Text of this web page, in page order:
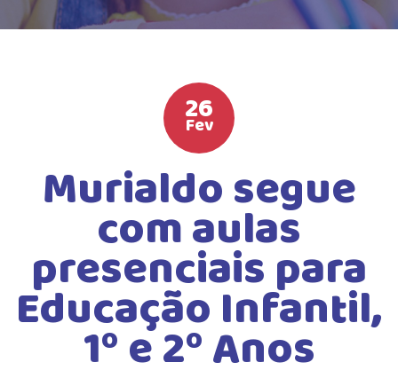
HIGH SCHOOL
LISTA DE MATERIAIS
CALENDÁRIO ESCOLAR 2026
GUIA DA FAMÍLIA
BOLETOS BANCÁRIOS
26
Fev
Murialdo segue
com aulas
presenciais para
Educação Infantil,
1º e 2º Anos